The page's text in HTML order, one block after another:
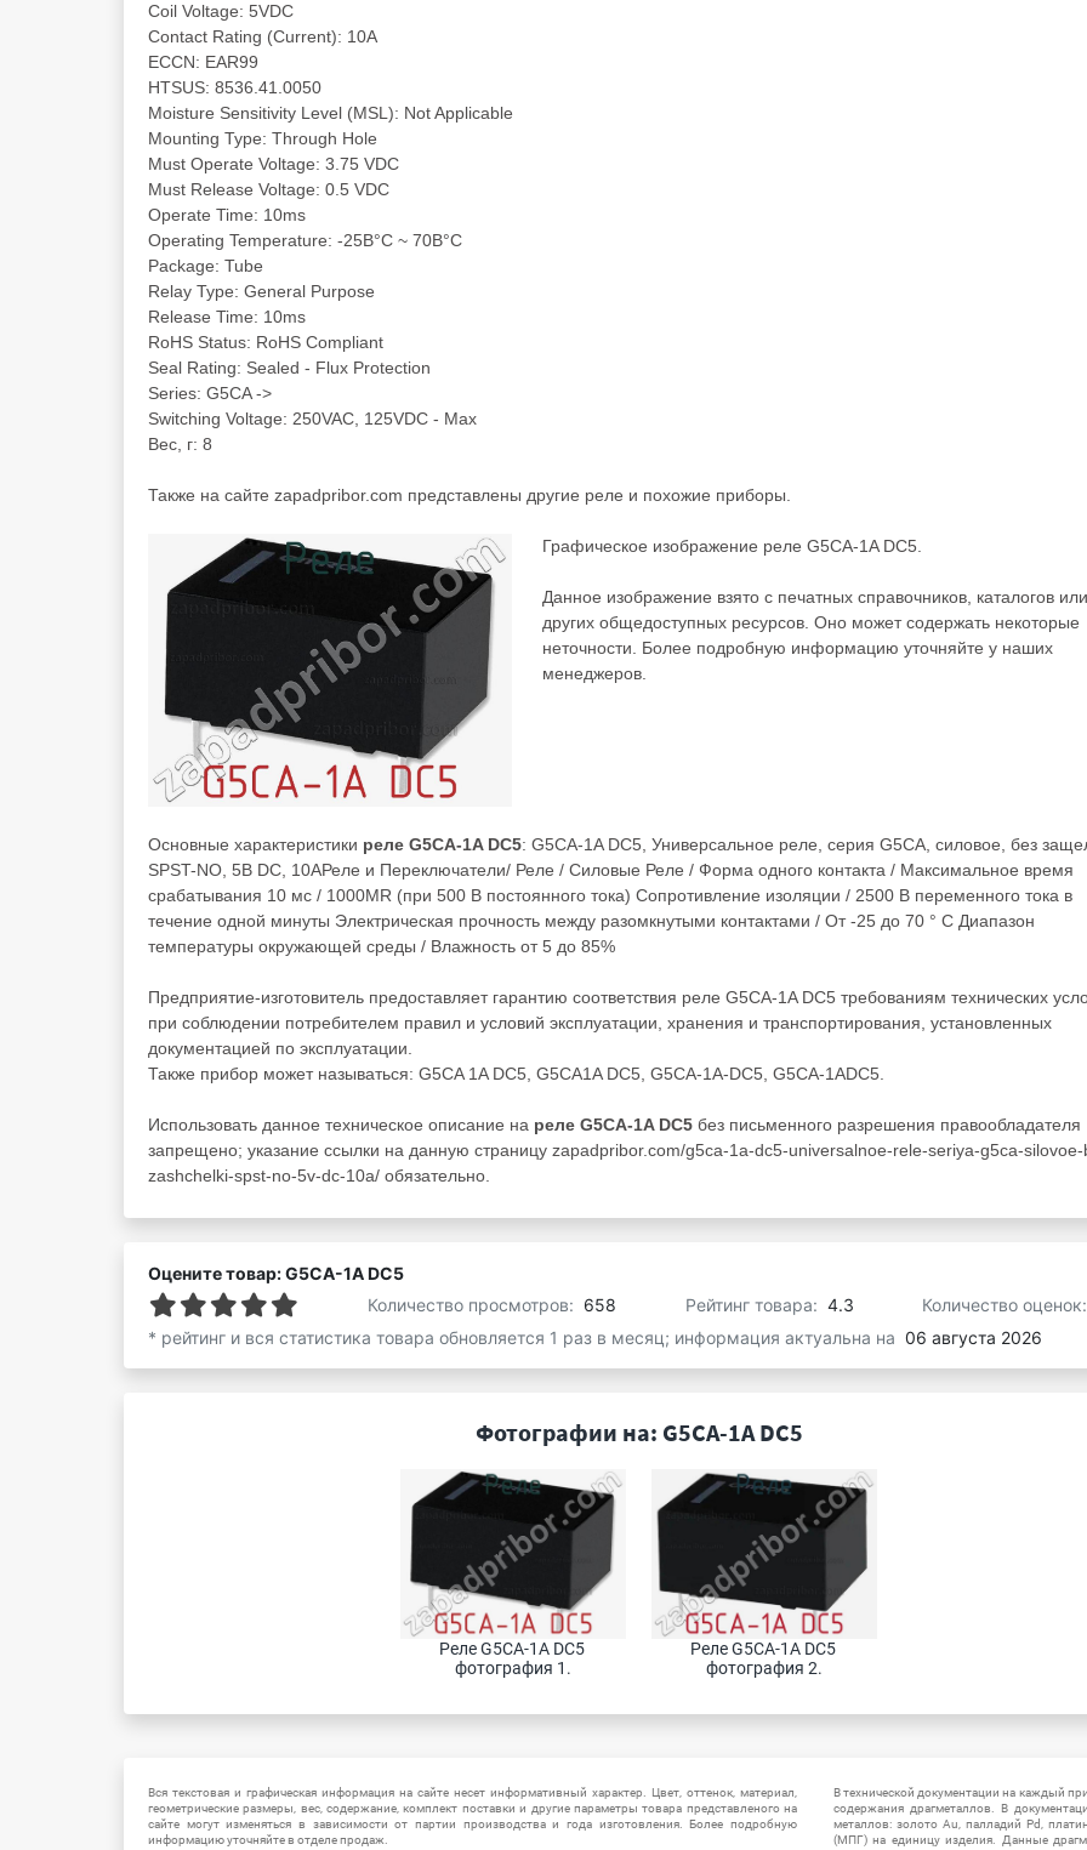
Coil Voltage: 5VDC
Contact Rating (Current): 10A
ECCN: EAR99
HTSUS: 8536.41.0050
Moisture Sensitivity Level (MSL): Not Applicable
Mounting Type: Through Hole
Must Operate Voltage: 3.75 VDC
Must Release Voltage: 0.5 VDC
Operate Time: 10ms
Operating Temperature: -25В°C ~ 70В°C
Package: Tube
Relay Type: General Purpose
Release Time: 10ms
RoHS Status: RoHS Compliant
Seal Rating: Sealed - Flux Protection
Series: G5CA ->
Switching Voltage: 250VAC, 125VDC - Max
Вес, г: 8
Также на сайте zapadpribor.com представлены другие реле и похожие приборы.
Графическое изображение реле G5CA-1A DC5.
Данное изображение взято с печатных справочников, каталогов или
других общедоступных ресурсов. Оно может содержать некоторые
неточности. Более подробную информацию уточняйте у наших
менеджеров.
Основные характеристики реле G5CA-1A DC5: G5CA-1A DC5, Универсальное реле, серия G5CA, силовое, без
SPST-NO, 5В DC, 10АРеле и Переключатели/ Реле / Силовые Реле / Форма одного контакта / Максимальное время
срабатывания 10 мс / 1000MR (при 500 В постоянного тока) Сопротивление изоляции / 2500 В переменного тока в
течение одной минуты Электрическая прочность между разомкнутыми контактами / От -25 до 70 ° C Диапазон
температуры окружающей среды / Влажность от 5 до 85%
Предприятие-изготовитель предоставляет гарантию соответствия реле G5CA-1A DC5 требованиям технических
при соблюдении потребителем правил и условий эксплуатации, хранения и транспортирования, установленных
документацией по эксплуатации.
Также прибор может называться: G5CA 1A DC5, G5CA1A DC5, G5CA-1A-DC5, G5CA-1ADC5.
Использовать данное техническое описание на реле G5CA-1A DC5 без письменного разрешения правообладателя
запрещено; указание ссылки на данную страницу zapadpribor.com/g5ca-1a-dc5-universalnoe-rele-seriya-g5ca-
zashchelki-spst-no-5v-dc-10a/ обязательно.
Оцените товар: G5CA-1A DC5
Количество просмотров: 658 Рейтинг товара: 4.3
Количество
* рейтинг и вся статистика товара обновляется 1 раз в месяц; информация актуальна на 06 августа 2026
Фотографии на: G5CA-1A DC5
Реле G5CA-1A DC5
фотография 1.
Реле G5CA-1A DC5
фотография 2.
Вся текстовая и графическая информация на сайте несет информативный характер. Цвет, оттенок, материал,
геометрические размеры, вес, содержание, комплект поставки и другие параметры товара представленого на
сайте могут изменяться в зависимости от партии производства и года изготовления. Более подробную
информацию уточняйте в отделе продаж.
В технической документации на каждый
содержания драгметаллов. В
металлов: золото Au, палладий Pd,
(МПГ) на единицу изделия. Данные